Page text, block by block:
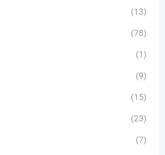
(13)
(78)
(1)
(9)
(15)
(23)
(7)